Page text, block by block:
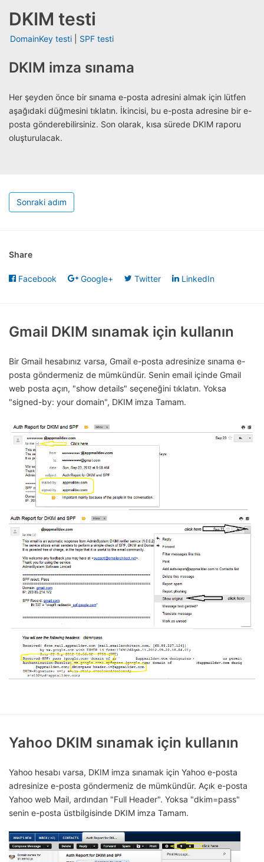
DKIM testi
DomainKey testi SPF testi
DKIM imza sınama
Her şeyden önce bir sınama e-posta adresini almak için lütfen
aşağıdaki düğmesini tıklatın. İkincisi, bu e-posta adresine bir e-
posta gönderebilirsiniz. Son olarak, kısa sürede DKIM raporu
oluşturulacak.
Sonraki adım
Share
Facebook Google+ Twitter LinkedIn
Gmail DKIM sınamak için kullanın
Bir Gmail hesabınız varsa, Gmail e-posta adresinize sınama e-
posta göndermeniz de mümkündür. Senin email içinde Gmail
web posta açın, "show details" seçeneğini tıklatın. Yoksa
"signed-by: your domain", DKIM imza Tamam.
Yahoo DKIM sınamak için kullanın
Yahoo hesabı varsa, DKIM imza sınamak için Yahoo e-posta
adresinize e-posta göndermeniz de mümkündür. Açık e-posta
Yahoo web Mail, ardından "Full Header". Yoksa "dkim=pass"
senin e-posta üstbilgisinde DKIM imza Tamam.